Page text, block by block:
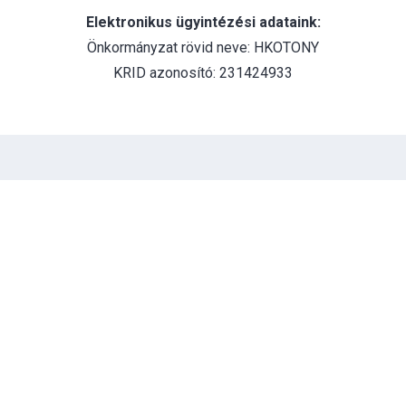
Elektronikus ügyintézési adataink:
Önkormányzat rövid neve: HKOTONY
KRID azonosító: 231424933